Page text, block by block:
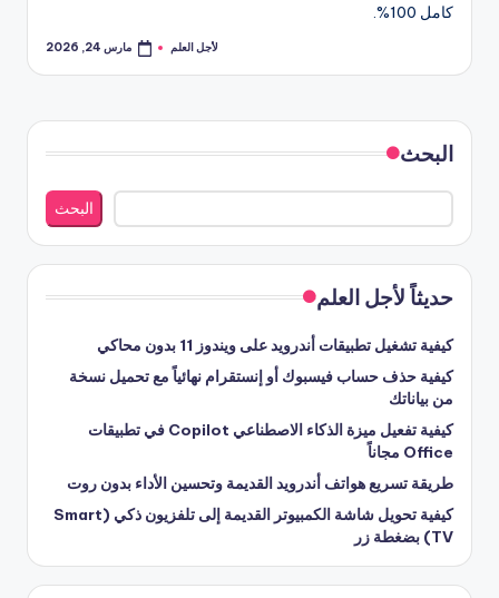
كامل 100%.
تمّ
بواسطة
لأجل العلم مارس 24, 2026
البحث
البحث
حديثاً لأجل العلم
كيفية تشغيل تطبيقات أندرويد على ويندوز 11 بدون محاكي
كيفية حذف حساب فيسبوك أو إنستقرام نهائياً مع تحميل نسخة
من بياناتك
كيفية تفعيل ميزة الذكاء الاصطناعي Copilot في تطبيقات
Office مجاناً
طريقة تسريع هواتف أندرويد القديمة وتحسين الأداء بدون روت
كيفية تحويل شاشة الكمبيوتر القديمة إلى تلفزيون ذكي (Smart
TV) بضغطة زر